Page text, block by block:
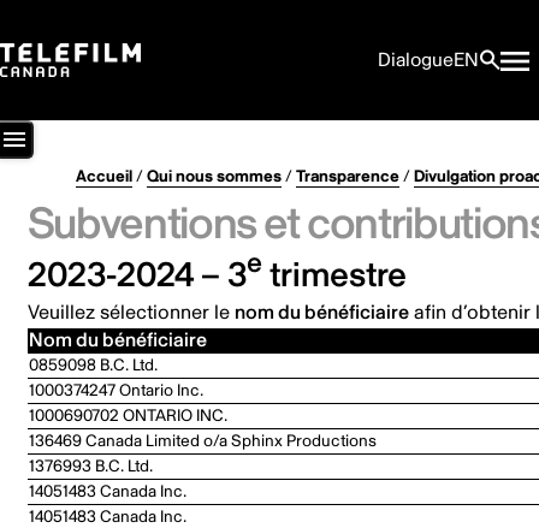
DialogueEN
Accueil/Qui nous sommes/Transparence/Divulgation
Subventions et
2023-2024 – 3e trimestre
Veuillez sélectionner le nom du bénéficiaireafin d’obtenir
Nom du bénéficiaire
0859098 B.C. Ltd.
1000374247 Ontario Inc.
1000690702 ONTARIO INC.
136469 Canada Limited o/a Sphinx Productions
1376993 B.C. Ltd.
14051483 Canada Inc.
14051483 Canada Inc.